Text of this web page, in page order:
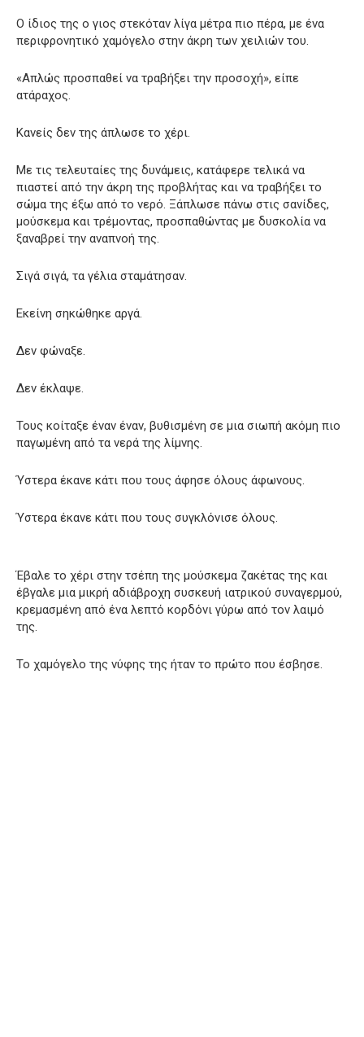
Ο ίδιος της ο γιος στεκόταν λίγα μέτρα πιο πέρα, με ένα
περιφρονητικό χαμόγελο στην άκρη των χειλιών του.
«Απλώς προσπαθεί να τραβήξει την προσοχή», είπε
ατάραχος.
Κανείς δεν της άπλωσε το χέρι.
Με τις τελευταίες της δυνάμεις, κατάφερε τελικά να
πιαστεί από την άκρη της προβλήτας και να τραβήξει το
σώμα της έξω από το νερό. Ξάπλωσε πάνω στις σανίδες,
μούσκεμα και τρέμοντας, προσπαθώντας με δυσκολία να
ξαναβρεί την αναπνοή της.
Σιγά σιγά, τα γέλια σταμάτησαν.
Εκείνη σηκώθηκε αργά.
Δεν φώναξε.
Δεν έκλαψε.
Τους κοίταξε έναν έναν, βυθισμένη σε μια σιωπή ακόμη πιο
παγωμένη από τα νερά της λίμνης.
Ύστερα έκανε κάτι που τους άφησε όλους άφωνους.
Ύστερα έκανε κάτι που τους συγκλόνισε όλους.
Έβαλε το χέρι στην τσέπη της μούσκεμα ζακέτας της και
έβγαλε μια μικρή αδιάβροχη συσκευή ιατρικού συναγερμού,
κρεμασμένη από ένα λεπτό κορδόνι γύρω από τον λαιμό
της.
Το χαμόγελο της νύφης της ήταν το πρώτο που έσβησε.